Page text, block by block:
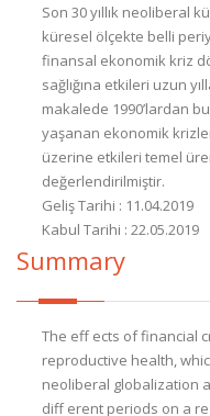
Son 30 yıllık neoliberal
küresel ölçekte belli
finansal ekonomik kriz
sağlığına etkileri uzun
makalede 1990’lardan
yaşanan ekonomik
üzerine etkileri temel
değerlendirilmiştir.
Geliş Tarihi : 11.04.2019
Kabul Tarihi : 22.05.2019
Summary
The eff ects of financial
reproductive health,
neoliberal globalization
diff erent periods on a